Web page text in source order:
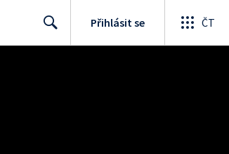
Přihlásit se ČT